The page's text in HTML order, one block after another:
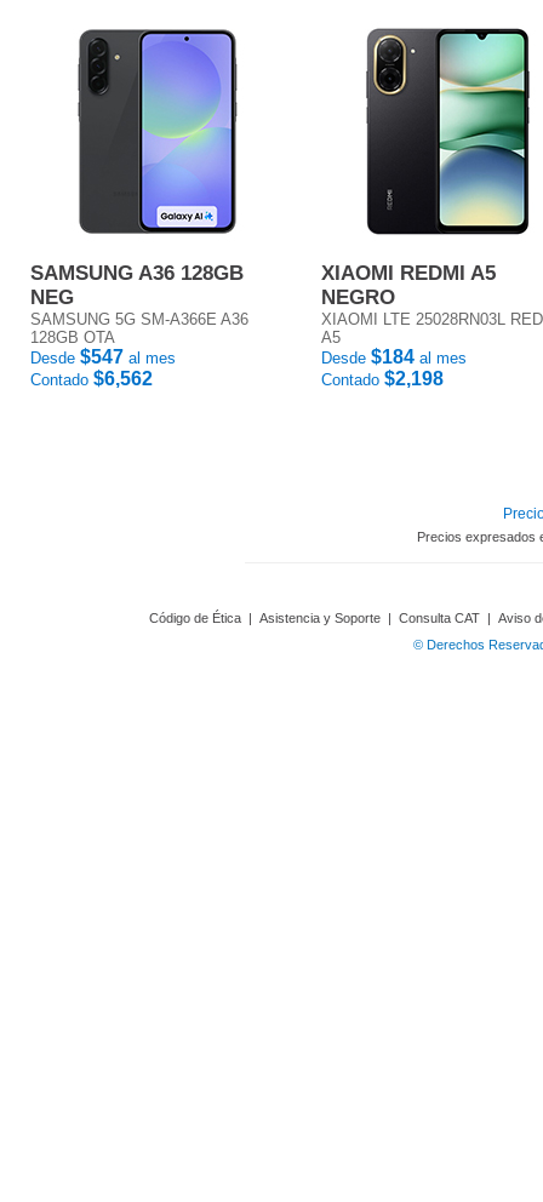
SAMSUNG A36 128GB
NEG
SAMSUNG 5G SM-A366E A36
128GB OTA
Desde $547 al mes
Contado $6,562
XIAOMI REDMI A5
NEGRO
XIAOMI LTE 25028RN03L
A5
Desde $184 al mes
Contado $2,198
Precios expresados
Código de Ética | Asistencia y Soporte | Consulta CAT | Aviso
© Derechos